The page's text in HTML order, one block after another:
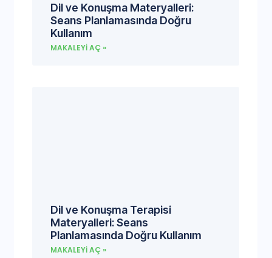
Dil ve Konuşma Materyalleri:
Seans Planlamasında Doğru
Kullanım
MAKALEYI AÇ »
Dil ve Konuşma Terapisi
Materyalleri: Seans
Planlamasında Doğru Kullanım
MAKALEYI AÇ »